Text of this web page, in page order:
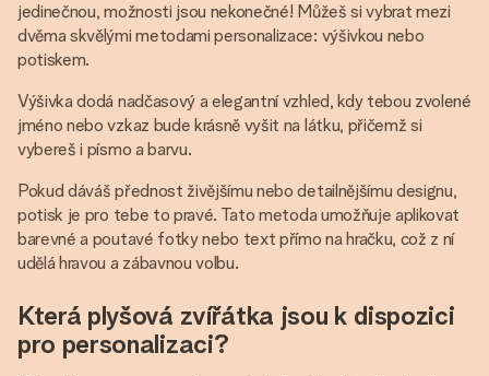
jedinečnou, možnosti jsou nekonečné! Můžeš si vybrat mezi
dvěma skvělými metodami personalizace: výšivkou nebo
potiskem.
Výšivka dodá nadčasový a elegantní vzhled, kdy tebou zvolené
jméno nebo vzkaz bude krásně vyšit na látku, přičemž si
vybereš i písmo a barvu.
Pokud dáváš přednost živějšímu nebo detailnějšímu designu,
potisk je pro tebe to pravé. Tato metoda umožňuje aplikovat
barevné a poutavé fotky nebo text přímo na hračku, což z ní
udělá hravou a zábavnou volbu.
Která plyšová zvířátka jsou k dispozici
pro personalizaci?